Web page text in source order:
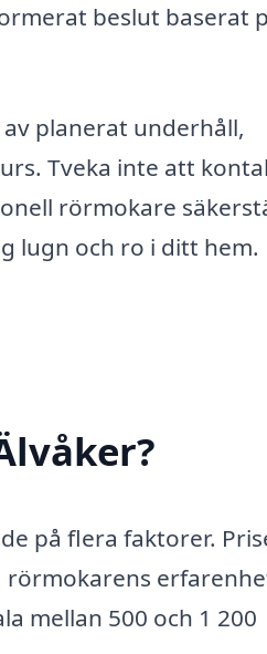
beslut baserat
planerat underhåll,
Tveka inte att
rörmokare
lugn och ro i ditt hem.
på flera faktorer.
rörmokarens
mellan 500 och 1 200